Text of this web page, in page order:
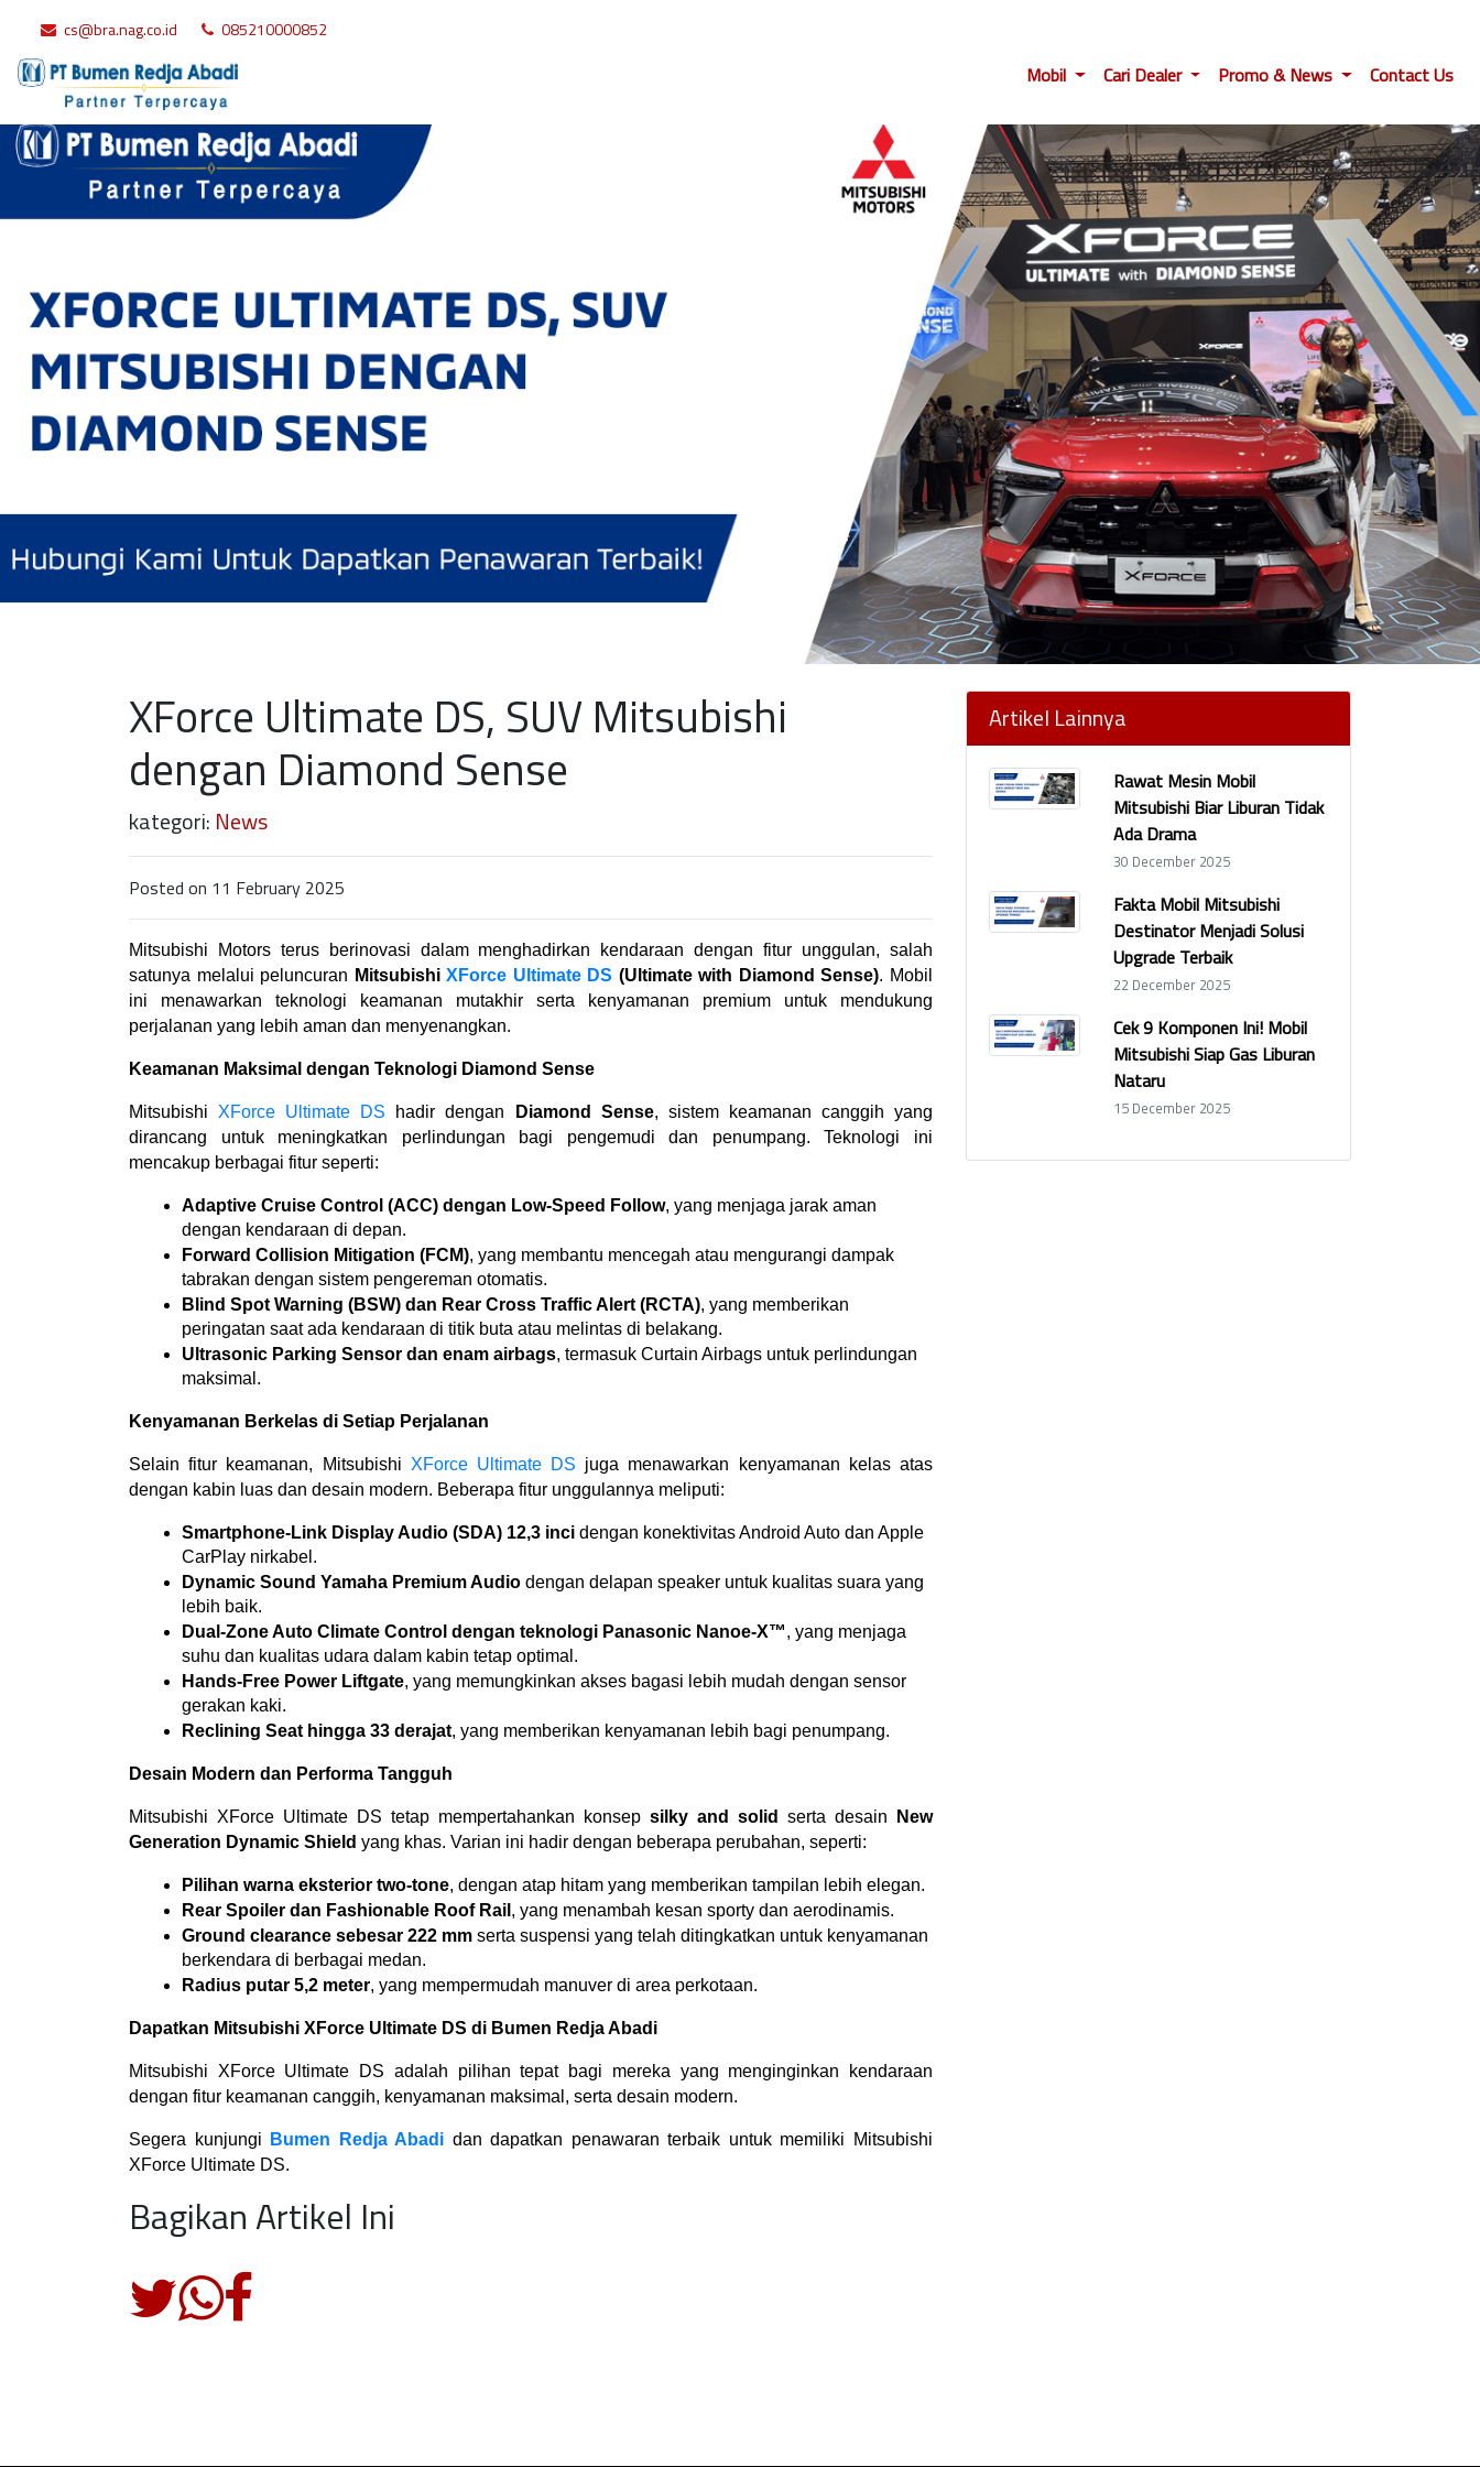
cs@bra.nag.co.id 085210000852
Mobil Cari Dealer Promo & News Contact Us
XForce Ultimate DS, SUV Mitsubishi
dengan Diamond Sense
kategori: News
Posted on 11 February 2025
Mitsubishi Motors terus berinovasi dalam menghadirkan kendaraan dengan fitur unggulan, salah
satunya melalui peluncuran Mitsubishi XForce Ultimate DS (Ultimate with Diamond Sense). Mobil
ini menawarkan teknologi keamanan mutakhir serta kenyamanan premium untuk mendukung
perjalanan yang lebih aman dan menyenangkan.
Keamanan Maksimal dengan Teknologi Diamond Sense
Mitsubishi XForce Ultimate DS hadir dengan Diamond Sense, sistem keamanan canggih yang
dirancang untuk meningkatkan perlindungan bagi pengemudi dan penumpang. Teknologi ini
mencakup berbagai fitur seperti:
Adaptive Cruise Control (ACC) dengan Low-Speed Follow, yang menjaga jarak aman
dengan kendaraan di depan.
Forward Collision Mitigation (FCM), yang membantu mencegah atau mengurangi dampak
tabrakan dengan sistem pengereman otomatis.
Blind Spot Warning (BSW) dan Rear Cross Traffic Alert (RCTA), yang memberikan
peringatan saat ada kendaraan di titik buta atau melintas di belakang.
Ultrasonic Parking Sensor dan enam airbags, termasuk Curtain Airbags untuk perlindungan
maksimal.
Kenyamanan Berkelas di Setiap Perjalanan
Selain fitur keamanan, Mitsubishi XForce Ultimate DS juga menawarkan kenyamanan kelas atas
dengan kabin luas dan desain modern. Beberapa fitur unggulannya meliputi:
Smartphone-Link Display Audio (SDA) 12,3 inci dengan konektivitas Android Auto dan Apple
CarPlay nirkabel.
Dynamic Sound Yamaha Premium Audio dengan delapan speaker untuk kualitas suara yang
lebih baik.
Dual-Zone Auto Climate Control dengan teknologi Panasonic Nanoe-X™, yang menjaga
suhu dan kualitas udara dalam kabin tetap optimal.
Hands-Free Power Liftgate, yang memungkinkan akses bagasi lebih mudah dengan sensor
gerakan kaki.
Reclining Seat hingga 33 derajat, yang memberikan kenyamanan lebih bagi penumpang.
Desain Modern dan Performa Tangguh
Mitsubishi XForce Ultimate DS tetap mempertahankan konsep silky and solid serta desain
New
Generation Dynamic Shield yang khas. Varian ini hadir dengan beberapa perubahan, seperti:
Pilihan warna eksterior two-tone, dengan atap hitam yang memberikan tampilan lebih elegan.
Rear Spoiler dan Fashionable Roof Rail , yang menambah kesan sporty dan aerodinamis.
Ground clearance sebesar 222 mm serta suspensi yang telah ditingkatkan untuk kenyamanan
berkendara di berbagai medan.
Radius putar 5,2 meter, yang mempermudah manuver di area perkotaan.
Dapatkan Mitsubishi XForce Ultimate DS di Bumen Redja Abadi
Mitsubishi XForce Ultimate DS adalah pilihan tepat bagi mereka yang menginginkan kendaraan
dengan fitur keamanan canggih, kenyamanan maksimal, serta desain modern.
Segera kunjungi Bumen Redja Abadi dan dapatkan penawaran terbaik untuk memiliki Mitsubishi
XForce Ultimate DS.
Bagikan Artikel Ini
Artikel Lainnya
Rawat Mesin Mobil
Mitsubishi Biar Liburan Tidak
Ada Drama
30 December 2025
Fakta Mobil Mitsubishi
Destinator Menjadi Solusi
Upgrade Terbaik
22 December 2025
Cek 9 Komponen Ini! Mobil
Mitsubishi Siap Gas Liburan
Nataru
15 December 2025